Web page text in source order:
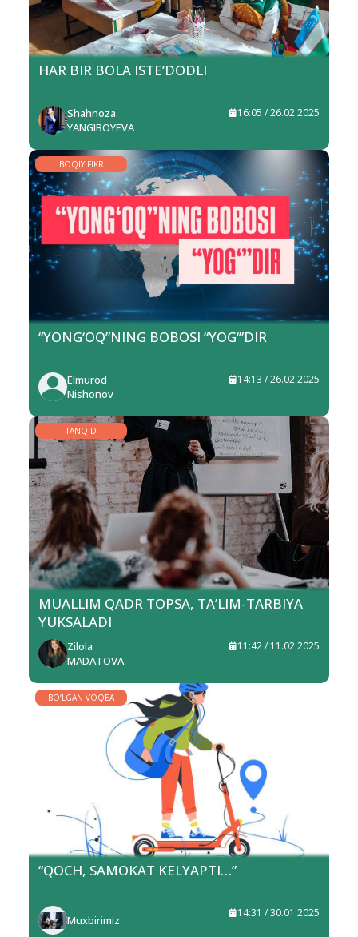
HAR BIR BOLA ISTE’DODLI
Shahnoza
YANGIBOYEVA
16:05 / 26.02.2025
BOQIY FIKR
“YONG‘OQ”NING BOBOSI “YOG‘”DIR
Elmurod
Nishonov
14:13 / 26.02.2025
TANQID
MUALLIM QADR TOPSA, TA’LIM-TARBIYA
YUKSALADI
Zilola
MADATOVA
11:42 / 11.02.2025
BO‘LGAN VOQEA
“QOCH, SAMOKAT KELYAPTI…”
Muxbirimiz
14:31 / 30.01.2025